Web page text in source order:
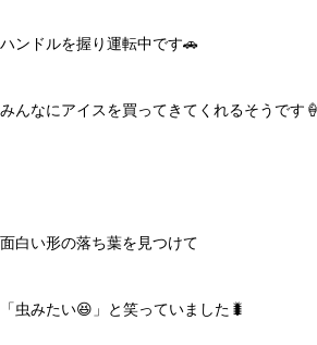
ハンドルを握り運転中です🚗
みんなにアイスを買ってきてくれるそうです🍦
面白い形の落ち葉を見つけて
「虫みたい😆」と笑っていました🐛